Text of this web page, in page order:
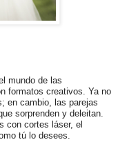
mundo de las
formatos creativos. Ya no
en cambio, las parejas
sorprenden y deleitan.
con cortes láser, el
tú lo desees.